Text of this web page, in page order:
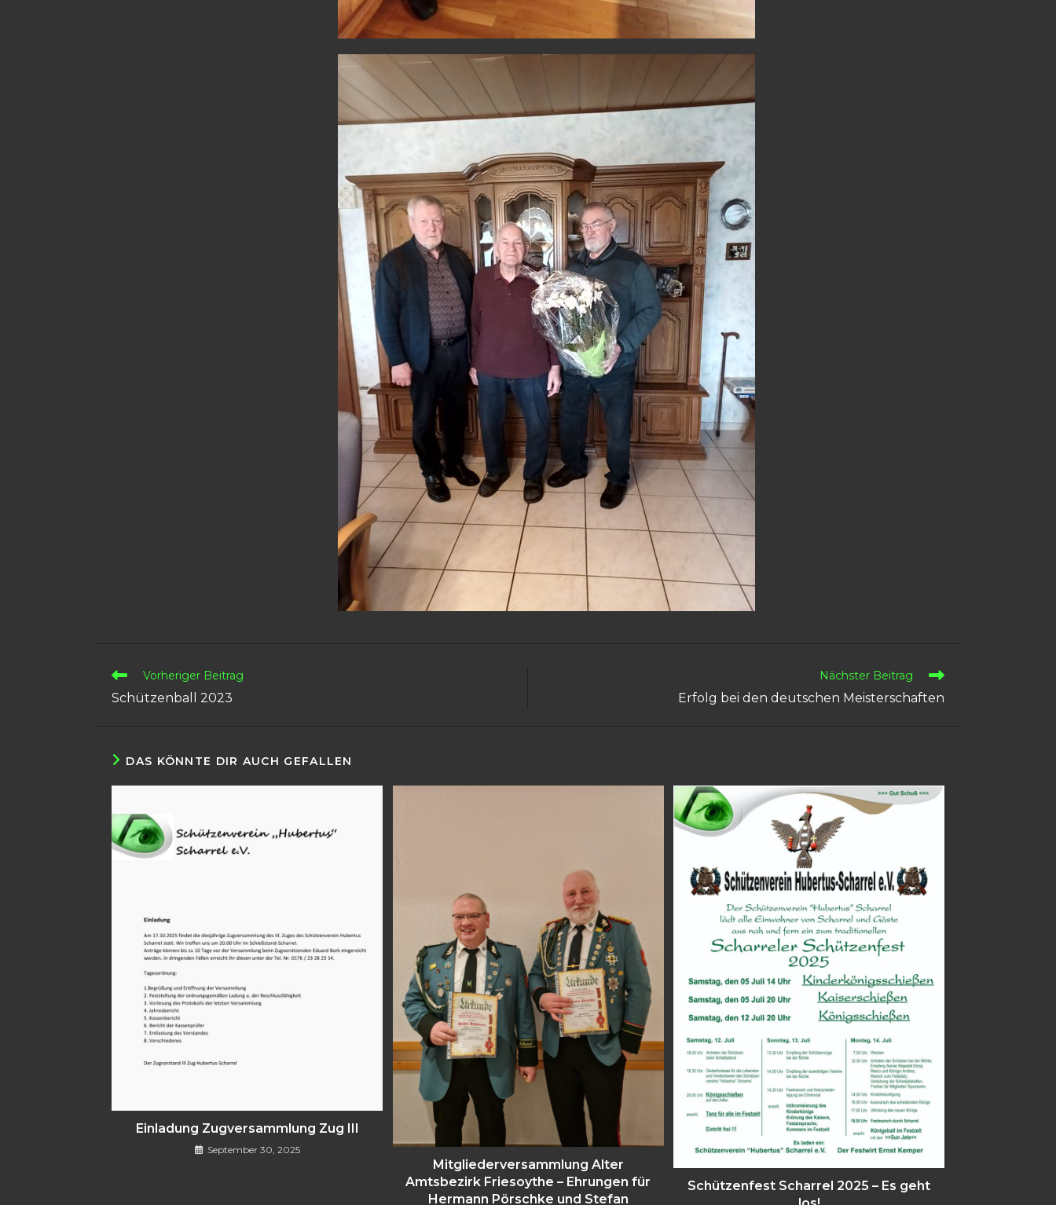
Vorheriger Beitrag
Schützenball 2023
Nächster Beitrag
Erfolg bei den deutschen Meisterschaften
DAS KÖNNTE DIR AUCH GEFALLEN
Einladung Zugversammlung Zug III
September 30, 2025
Mitgliederversammlung Alter
Amtsbezirk Friesoythe – Ehrungen für
Hermann Pörschke und Stefan
Schützenfest Scharrel 2025 – Es geht